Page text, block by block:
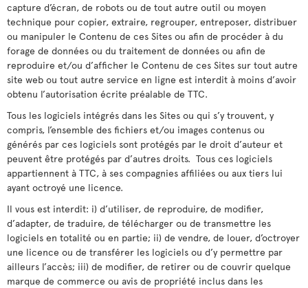
capture d’écran, de robots ou de tout autre outil ou moyen
technique pour copier, extraire, regrouper, entreposer, distribuer
ou manipuler le Contenu de ces Sites ou afin de procéder à du
forage de données ou du traitement de données ou afin de
reproduire et/ou d’afficher le Contenu de ces Sites sur tout autre
site web ou tout autre service en ligne est interdit à moins d’avoir
obtenu l’autorisation écrite préalable de TTC.
Tous les logiciels intégrés dans les Sites ou qui s’y trouvent, y
compris, l’ensemble des fichiers et/ou images contenus ou
générés par ces logiciels sont protégés par le droit d’auteur et
peuvent être protégés par d’autres droits. Tous ces logiciels
appartiennent à TTC, à ses compagnies affiliées ou aux tiers lui
ayant octroyé une licence.
Il vous est interdit: i) d’utiliser, de reproduire, de modifier,
d’adapter, de traduire, de télécharger ou de transmettre les
logiciels en totalité ou en partie; ii) de vendre, de louer, d’octroyer
une licence ou de transférer les logiciels ou d’y permettre par
ailleurs l’accès; iii) de modifier, de retirer ou de couvrir quelque
marque de commerce ou avis de propriété inclus dans les